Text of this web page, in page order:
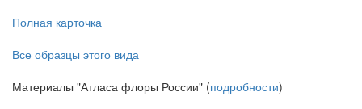
Полная карточка
Все образцы этого вида
Материалы "Атласа флоры России" (подробности)